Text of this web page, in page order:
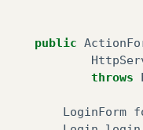
public
throws
LoginForm